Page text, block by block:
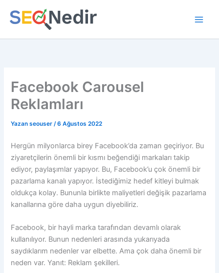
atla
Facebook Carousel
Reklamları
Yazan seouser/6 Ağustos 2022
Hergün milyonlarca birey Facebook’da zaman geçiriyor. Bu
ziyaretçilerin önemli bir kısmı beğendiği markaları takip
ediyor, paylaşımlar yapıyor. Bu, Facebook’u çok önemli bir
pazarlama kanalı yapıyor. İstediğimiz hedef kitleyi bulmak
oldukça kolay. Bununla birlikte maliyetleri değişik pazarlama
kanallarına göre daha uygun diyebiliriz.
Facebook, bir hayli marka tarafından devamlı olarak
kullanılıyor. Bunun nedenleri arasında yukarıyada
saydıklarım nedenler var elbette. Ama çok daha önemli bir
neden var. Yanıt: Reklam şekilleri.